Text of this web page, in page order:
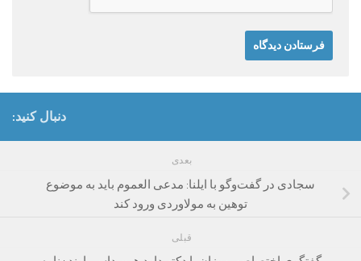
دنبال کنید:
بعدی
سجادی در گفت‌و‌گو با ایلنا: مدعی العموم باید به موضوع
توهین به مولاوردی ورود کند
قبلی